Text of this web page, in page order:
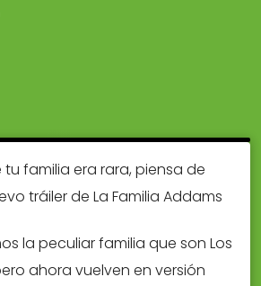
familia era rara, piensa de
tráiler de La Familia Addams
la peculiar familia que son Los
ahora vuelven en versión